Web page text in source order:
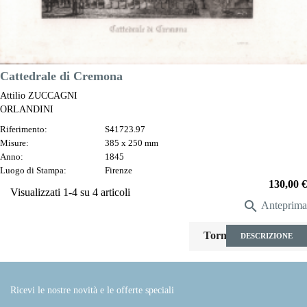
Cattedrale di Cremona
Attilio ZUCCAGNI
ORLANDINI
Riferimento:
S41723.97
Misure:
385 x 250 mm
Anno:
1845
Luogo di Stampa:
Firenze
Prezzo
130,00 €
 Anteprima
DESCRIZIONE
Visualizzati 1-4 su 4 articoli
Torna all'inizio
Ricevi le nostre novità e le offerte speciali